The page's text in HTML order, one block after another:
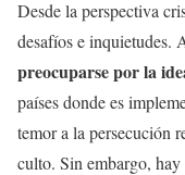
Desde la perspectiva
desafíos e inquietudes.
preocuparse por la
países donde es
temor a la persecución
culto. Sin embargo, hay